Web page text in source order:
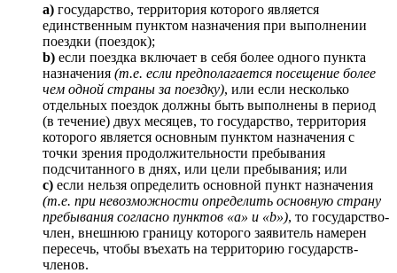
а) государство, территория которого является
единственным пунктом назначения при выполнении
поездки (поездок);
b) если поездка включает в себя более одного пункта
назначения (т.е. если предполагается посещение более
чем одной страны за поездку), или если несколько
отдельных поездок должны быть выполнены в период
(в течение) двух месяцев, то государство, территория
которого является основным пунктом назначения с
точки зрения продолжительности пребывания
подсчитанного в днях, или цели пребывания; или
c) если нельзя определить основной пункт назначения
(т.е. при невозможности определить основную страну
пребывания согласно пунктов «а» и «b»), то государство-
член, внешнюю границу которого заявитель намерен
пересечь, чтобы въехать на территорию государств-
членов.